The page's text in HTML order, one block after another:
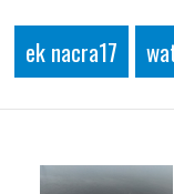
ek nacra17